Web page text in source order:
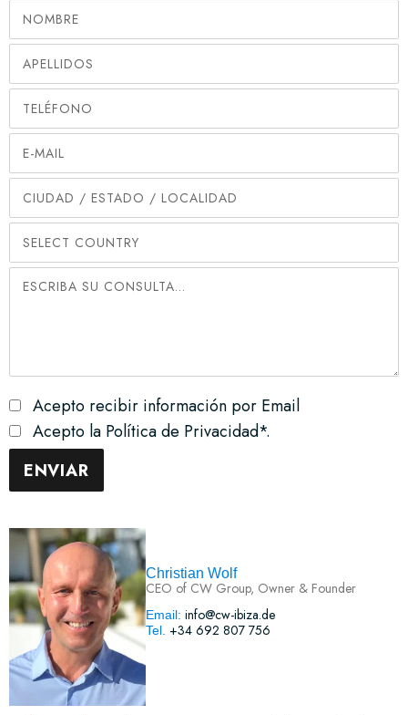
Acepto recibir información por Email
Acepto la Política de Privacidad*.
Christian Wolf
CEO of CW Group, Owner & Founder
Email: info@cw-ibiza.de
Tel. +34 692 807 756